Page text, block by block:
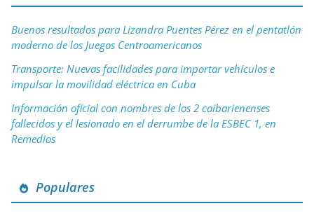
Buenos resultados para Lizandra Puentes Pérez en el pentatlón
moderno de los Juegos Centroamericanos
Transporte: Nuevas facilidades para importar vehículos e
impulsar la movilidad eléctrica en Cuba
Información oficial con nombres de los 2 caibarienenses
fallecidos y el lesionado en el derrumbe de la ESBEC 1, en
Remedios
Populares